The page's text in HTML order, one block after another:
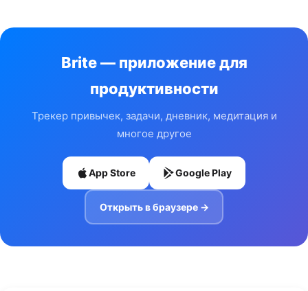
Brite — приложение для
продуктивности
Трекер привычек, задачи, дневник, медитация и
многое другое
App Store Google Play
Открыть в браузере →